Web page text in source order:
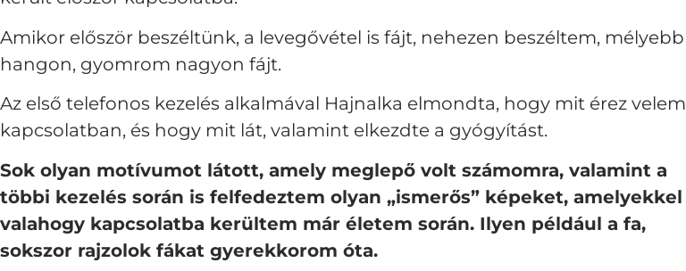
Amikor először beszéltünk, a levegővétel is fájt, nehezen beszéltem, mélyebb
hangon, gyomrom nagyon fájt.
Az első telefonos kezelés alkalmával Hajnalka elmondta, hogy mit érez velem
kapcsolatban, és hogy mit lát, valamint elkezdte a gyógyítást.
Sok olyan motívumot látott, amely meglepő volt számomra, valamint a
többi kezelés során is felfedeztem olyan „ismerős” képeket, amelyekkel
valahogy kapcsolatba kerültem már életem során. Ilyen például a fa,
sokszor rajzolok fákat gyerekkorom óta.